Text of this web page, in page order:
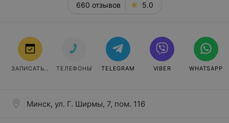
660 отзывов 5.0
Минск, ул. Г. Ширмы, 7, пом. 116
ЗАПИСАТЬСЯ ТЕЛЕФОНЫ TELEGRAM VIBER WHATSAPP